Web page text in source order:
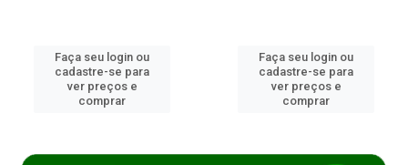
Faça seu login ou
cadastre-se para
ver preços e
comprar
Faça seu login ou
cadastre-se para
ver preços e
comprar